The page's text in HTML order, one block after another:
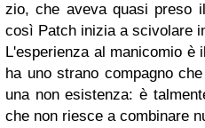
zio, che aveva quasi preso
così Patch inizia a scivolare
L'esperienza al manicomio
ha uno strano compagno
una non esistenza: è
che non riesce a combinare